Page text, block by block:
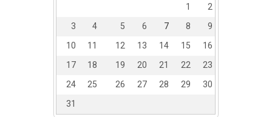
1
2
3
4 5 6 7 8
9
10
11 12 13 14 15
16
17
18 19 20 21 22
23
24
25 26 27 28 29
30
31